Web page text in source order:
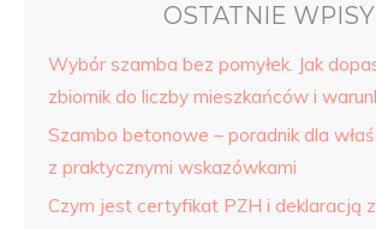
OSTATNIE WPISY
Wybór szamba bez pomyłek. Jak
zbiornik do liczby mieszkańców i
Szambo betonowe – poradnik dla
z praktycznymi wskazówkami
Czym jest certyfikat PZH i deklaracją